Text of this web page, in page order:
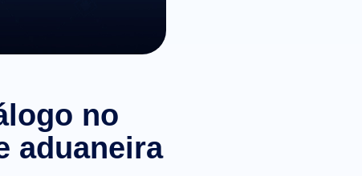
no
aduaneira